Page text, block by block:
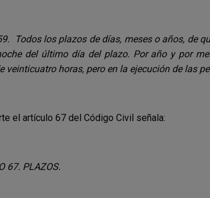
Todos los plazos de días, meses o años, de
del último día del plazo. Por año y por
veinticuatro horas, pero en la ejecución de las
el artículo 67 del Código Civil señala:
67. PLAZOS.